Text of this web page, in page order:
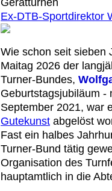
Gerätturnen
Ex-DTB-Sportdirektor
Wie schon seit sieben
Maitag 2026 der
Turner-Bundes,
Geburtstagsjubiläum
September 2021, war
Gutekunst abgelöst
Fast ein halbes
Turner-Bund tätig
Organisation des
hauptamtlich in die